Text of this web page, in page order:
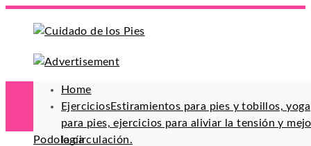
Home
EjerciciosEstiramientos para pies y tobillos, yoga
para pies, ejercicios para aliviar la tensión y
la circulación.
Podología